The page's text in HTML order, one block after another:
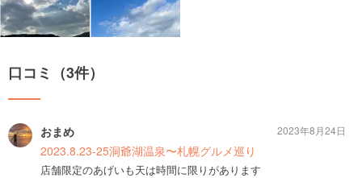
口コミ（3件）
おまめ
2023.8.23-25洞爺湖温泉〜札幌グルメ巡り
店舗限定のあげいも天は時間に限りがあります
2023年8月24日